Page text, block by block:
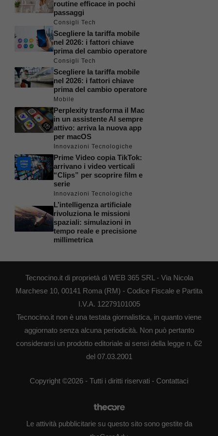
routine efficace in pochi
passaggi
Consigli Tech
Scegliere la tariffa mobile
nel 2026: i fattori chiave
prima del cambio operatore
Consigli Tech
Scegliere la tariffa mobile
nel 2026: i fattori chiave
prima del cambio operatore
Mobile
Perplexity trasforma il Mac
in un assistente AI sempre
attivo: arriva la nuova app
per macOS
Innovazioni Tecnologiche
Prime Video copia TikTok:
arrivano i video verticali
“Clips” per scoprire film e
serie
Innovazioni Tecnologiche
L’intelligenza artificiale
rivoluziona le missioni
spaziali: simulazioni in
tempo reale e precisione
millimetrica
Tecnocino.it di proprietà di WEB 365 SRL - Via Nicola
Marchese 10, 00141 Roma (RM) - Codice Fiscale e Partita
I.V.A. 12279101005
Tecnocino.it non è una testata giornalistica, in quanto viene
aggiornato senza alcuna periodicità. Non può pertanto
considerarsi un prodotto editoriale ai sensi della legge n. 62
del 07.03.2001
Copyright ©2026 - Tutti i diritti riservati - Contattaci
Le attività pubblicitarie su questo sito sono gestite da